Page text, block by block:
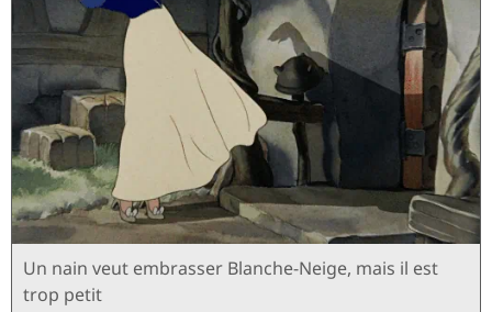
Un nain veut embrasser Blanche-Neige, mais il est
trop petit